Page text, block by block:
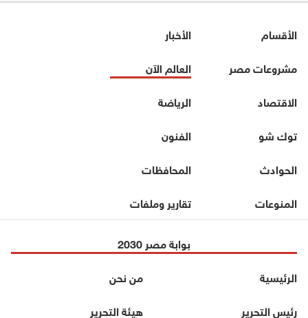
الأقسام
الأخبار
مشروعات مصر
العالم الآن
الاقتصاد
الرياضة
توك شو
الفنون
الحوادث
المحافظات
المنوعات
تقارير وملفات
بوابة مصر 2030
الرئيسية
من نحن
رئيس التحرير
هيئة التحرير